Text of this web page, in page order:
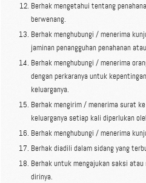
Berhak mengetahui tentang
berwenang.
Berhak menghubungi / menerima
jaminan penangguhan penahanan
Berhak menghubungi / menerima
dengan perkaranya untuk
keluarganya.
Berhak mengirim / menerima surat
keluarganya setiap kali diperlukan
Berhak menghubungi / menerima
Berhak diadili dalam sidang yang
Berhak untuk mengajukan saksi
dirinya.